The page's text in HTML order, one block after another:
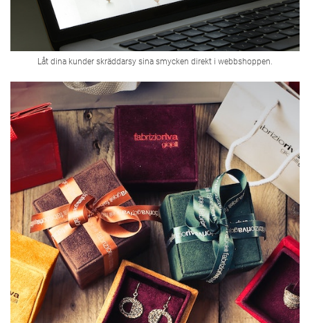
Låt dina kunder skräddarsy sina smycken direkt i webbshoppen.